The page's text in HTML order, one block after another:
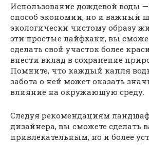
Использование дождевой воды —
способ экономии, но и важный
экологически чистому образу
эти простые лайфхаки, вы
сделать свой участок более
внести вклад в сохранение
Помните, что каждый капля
забота о ней может оказать
влияние на окружающую среду.
Следуя рекомендациям
дизайнера, вы сможете сделать
привлекательным, но и более